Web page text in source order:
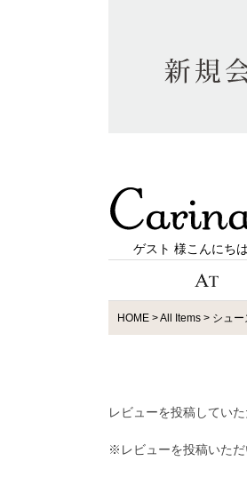
ゲスト 様こんにちは
HOME All Items シュー
レビューを投稿してい
※レビューを投稿いただ